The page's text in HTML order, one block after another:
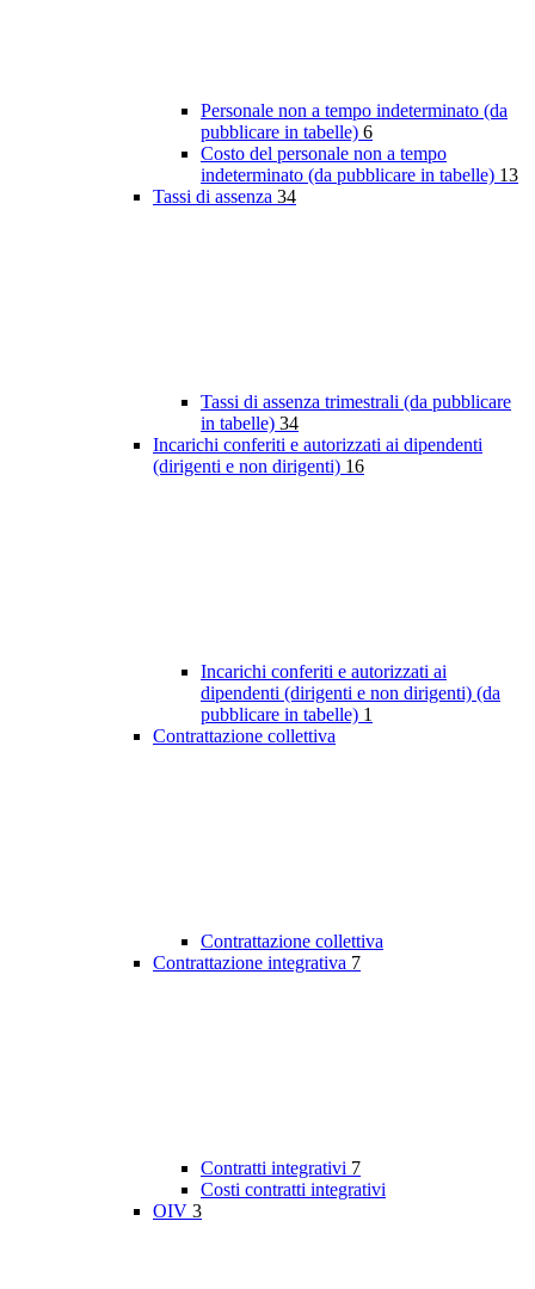
Personale non a tempo indeterminato (da
pubblicare in tabelle) 6
Costo del personale non a tempo
indeterminato (da pubblicare in tabelle) 13
Tassi di assenza 34
Tassi di assenza trimestrali (da pubblicare
in tabelle) 34
Incarichi conferiti e autorizzati ai dipendenti
(dirigenti e non dirigenti) 16
Incarichi conferiti e autorizzati ai
dipendenti (dirigenti e non dirigenti) (da
pubblicare in tabelle) 1
Contrattazione collettiva
Contrattazione collettiva
Contrattazione integrativa 7
Contratti integrativi 7
Costi contratti integrativi
OIV 3